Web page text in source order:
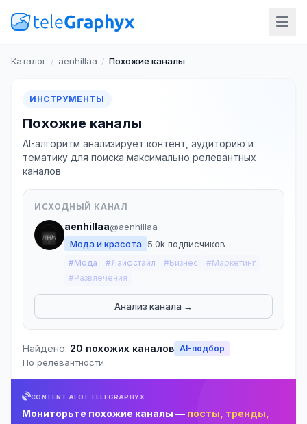
Каталог / aenhillaa / Похожие каналы
ИНСТРУМЕНТЫ
Похожие каналы
AI-алгоритм анализирует контент, аудиторию и
тематику для поиска максимально релевантных
каналов
ИСХОДНЫЙ КАНАЛ
aenhillaa@aenhillaa
Мода и красота
5.0k подписчиков
#Мода #Лайфстайл #Бизнес
#Маркетинг
#Развлечения
Анализ канала →
Найдено: 20 похожих каналов AI-подбор
По релевантности
CONTENT AI ОТ TELEGRAPHYX
Мониторьте похожие каналы — посты, тренды,